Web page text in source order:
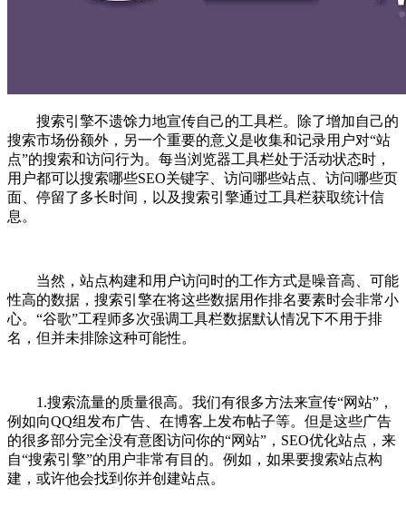
搜索引擎不遗馀力地宣传自己的工具栏。除了增加自己的
搜索市场份额外，另一个重要的意义是收集和记录用户对“站
点”的搜索和访问行为。每当浏览器工具栏处于活动状态时，
用户都可以搜索哪些SEO关键字、访问哪些站点、访问哪些页
面、停留了多长时间，以及搜索引擎通过工具栏获取统计信
息。
当然，站点构建和用户访问时的工作方式是噪音高、可能
性高的数据，搜索引擎在将这些数据用作排名要素时会非常小
心。“谷歌”工程师多次强调工具栏数据默认情况下不用于排
名，但并未排除这种可能性。
1.搜索流量的质量很高。我们有很多方法来宣传“网站”，
例如向QQ组发布广告、在博客上发布帖子等。但是这些广告
的很多部分完全没有意图访问你的“网站”，SEO优化站点，来
自“搜索引擎”的用户非常有目的。例如，如果要搜索站点构
建，或许他会找到你并创建站点。